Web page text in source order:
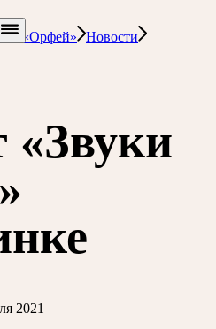
«Орфей»
Новости
«Звуки
2021